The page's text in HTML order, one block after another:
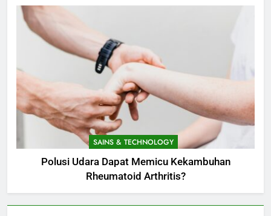
SAINS & TECHNOLOGY
Polusi Udara Dapat Memicu Kekambuhan
Rheumatoid Arthritis?